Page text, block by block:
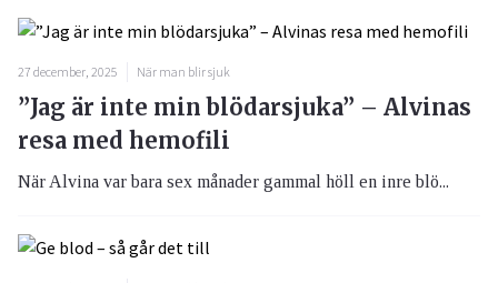
27 december, 2025 När man blir sjuk
”Jag är inte min blödarsjuka” – Alvinas
resa med hemofili
När Alvina var bara sex månader gammal höll en inre blö...